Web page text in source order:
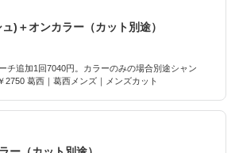
)＋オンカラー（カット別途）
チ追加1回7040円。カラーのみの場合別途シャン
2750 葛西｜葛西メンズ｜メンズカット